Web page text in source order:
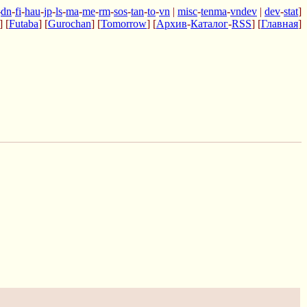
dn-fi-hau-jp-ls-ma-me-rm-sos-tan-to-vn | misc-tenma-vndev | dev-stat]
] [Futaba] [Gurochan] [Tomorrow] [Архив-Каталог-RSS] [Главная]